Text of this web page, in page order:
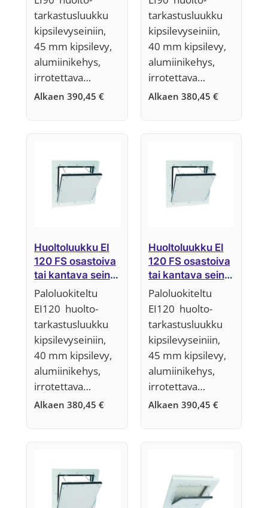
tarkastusluukku
kipsilevyseiniin,
45 mm kipsilevy,
alumiinikehys,
irrotettava…
Alkaen 390,45 €
tarkastusluukku
kipsilevyseiniin,
40 mm kipsilevy,
alumiinikehys,
irrotettava…
Alkaen 380,45 €
Huoltoluukku EI
120 FS osastoiva
tai kantava seinä,
40 mm,
Järjestelmä F5
Paloluokiteltu
EI120 huolto-
tarkastusluukku
kipsilevyseiniin,
40 mm kipsilevy,
alumiinikehys,
irrotettava…
Alkaen 380,45 €
Huoltoluukku EI
120 FS osastoiva
tai kantava seinä,
45 mm,
Järjestelmä F5
Paloluokiteltu
EI120 huolto-
tarkastusluukku
kipsilevyseiniin,
45 mm kipsilevy,
alumiinikehys,
irrotettava…
Alkaen 390,45 €